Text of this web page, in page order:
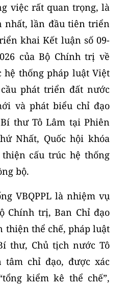
việc rất quan trọng, là
nhất, lần đầu tiên triển
khai Kết luận số 09-
của Bộ Chính trị về
thống pháp luật Việt
phát triển đất nước
và phát biểu chỉ đạo
thư Tô Lâm tại Phiên
Nhất, Quốc hội khóa
cấu trúc hệ thống
bộ.
VBQPPL là nhiệm vụ
Chính trị, Ban Chỉ đạo
thiện thể chế, pháp luật
thư, Chủ tịch nước Tô
tâm chỉ đạo, được xác
kiểm kê thể chế”,